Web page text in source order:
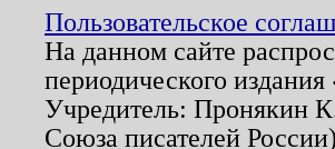
Пользовательское
На данном сайте
периодического
Учредитель: Пронякин
Союза писателей